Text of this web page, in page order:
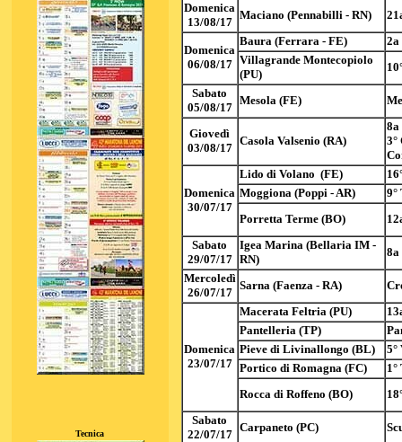
Domenica
13/08/17
Maciano (Pennabilli - RN)
Domenica
06/08/17
Baura (Ferrara - FE)
Villagrande Montecopiolo
(PU)
Sabato
05/08/17
Mesola (FE)
Giovedì
03/08/17
Casola Valsenio (RA)
8a
3°
Domenica
30/07/17
Lido di Volano (FE)
Moggiona (Poppi - AR)
9°
Porretta Terme (BO)
Sabato
29/07/17
Igea Marina (Bellaria IM -
RN)
8a
Mercoledì
26/07/17
Sarna (Faenza - RA)
Domenica
23/07/17
Macerata Feltria (PU)
Pantelleria (TP)
Pieve di Livinallongo (BL)
5°
Portico di Romagna (FC)
Rocca di Roffeno (BO)
Sabato
22/07/17
Carpaneto (PC)
Tecnica